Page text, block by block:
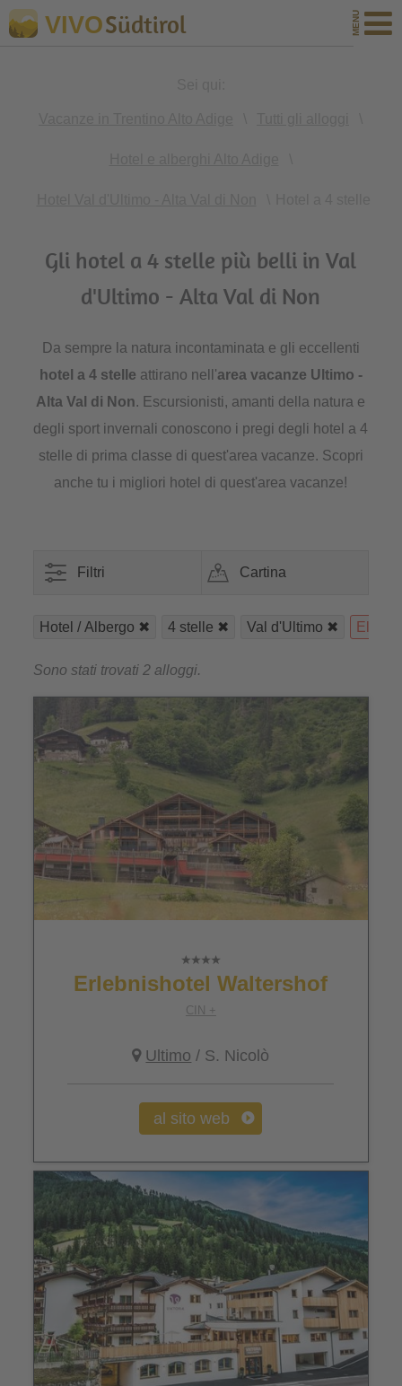
VIVOSüdtirol
Gli hotel a 4 stelle più belli in Val
d'Ultimo - Alta Val di Non
Da sempre la natura incontaminata e gli eccellenti
hotel a 4 stelle attirano nell'area vacanze Ultimo -
Alta Val di Non. Escursionisti, amanti della natura e
degli sport invernali conoscono i pregi degli hotel a 4
stelle di prima classe di quest'area vacanze. Scopri
anche tu i migliori hotel di quest'area vacanze!
Filtri Cartina
Hotel / Albergo 4 stelle Val d'Ultimo
Sono stati trovati 2 alloggi.
Erlebnishotel Waltershof
CIN +
Ultimo / S. Nicolò
al sito web